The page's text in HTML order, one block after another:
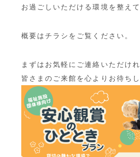
お過ごしいただける環境を整えて
概要はチラシをご覧ください。
まずはお気軽にご連絡いただけ
皆さまのご来館を心よりお待ち